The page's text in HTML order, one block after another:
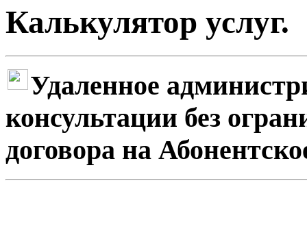
Калькулятор услуг.
Удаленное
консультации без
договора на